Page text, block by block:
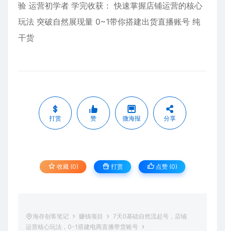
验 运营初学者 学完收获： 快速掌握店铺运营的核心
玩法 突破自然展现量 0~1带你搭建出货直播账号 纯
干货
打赏 赞 微海报 分享
收藏 (0) 打赏 点赞 (0)
海存创客笔记 赚钱项目
7天0基础自然流起号，店铺
运营核心玩法，0-1搭建电商直播带货账号